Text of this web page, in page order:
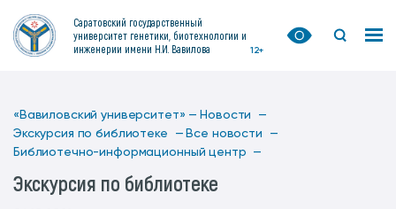
Саратовский государственный
университет генетики, биотехнологии и
инженерии имени Н.И. Вавилова
12+
«Вавиловский университет» — Новости —
Экскурсия по библиотеке — Все новости —
Библиотечно-информационный центр —
Экскурсия по библиотеке